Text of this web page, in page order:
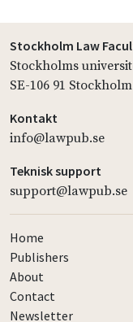
Stockholm Law
Stockholms
SE-106 91 Stockholm
Kontakt
info@lawpub.se
Teknisk support
support@lawpub.se
Home
Publishers
About
Contact
Newsletter